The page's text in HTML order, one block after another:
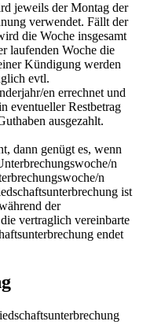
jeweils der Montag der
verwendet. Fällt der
die Woche insgesamt
laufenden Woche die
Kündigung werden
evtl.
en errechnet und
eventueller Restbetrag
ausgezahlt.
dann genügt es, wenn
n
n
ist
der
vertraglich vereinbarte
endet